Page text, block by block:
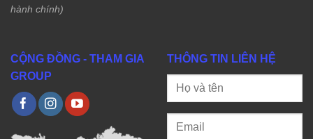
hành chính)
CỘNG ĐỒNG - THAM GIA
GROUP
THÔNG TIN LIÊN HỆ